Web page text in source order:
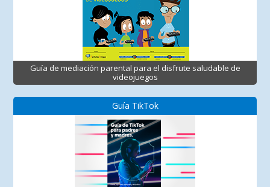
Guía de mediación parental para el disfrute saludable de
videojuegos
Guía TikTok